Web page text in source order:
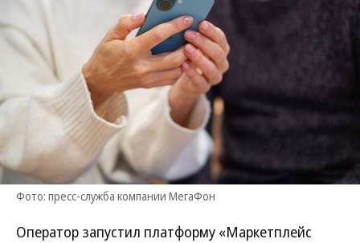
Фото: пресс-служба компании МегаФон
Оператор запустил платформу «Маркетплейс